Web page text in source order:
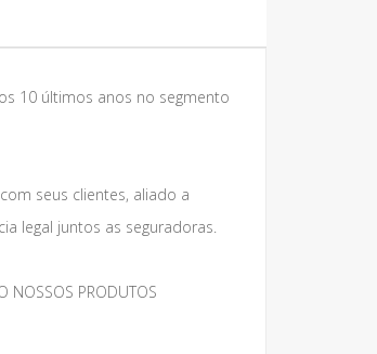
10 últimos anos no segmento
seus clientes, aliado a
legal juntos as seguradoras.
NOSSOS PRODUTOS